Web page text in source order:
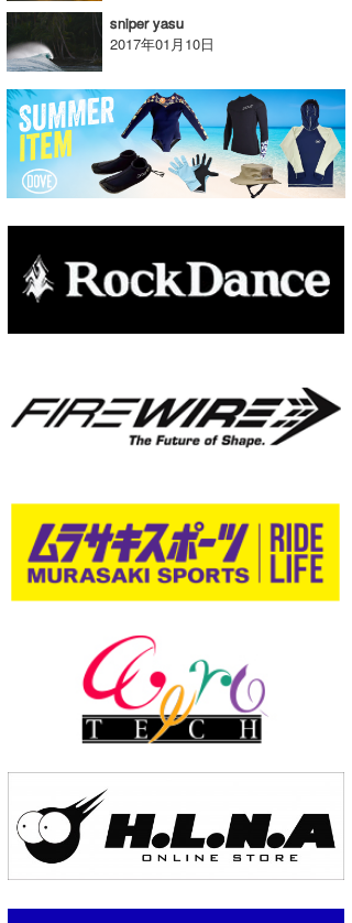
sniper yasu
2017年01月10日
ハンマー
まっきー
三輪予報士
小川予報士
上田純子
唐澤予報士
米山予報士
予報士 hiro.
banpaku
Mr.K
Romisea